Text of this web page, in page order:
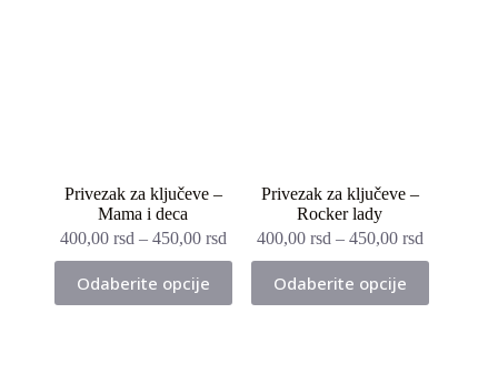
Privezak za ključeve –
Mama i deca
400,00 rsd – 450,00 rsd
Odaberite opcije
proizvod
ima
Privezak za ključeve –
Rocker lady
400,00 rsd – 450,00 rsd
Odaberite opcije
proizvod
ima